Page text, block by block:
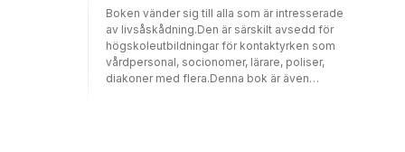
anordnare utanför det formella skolsystemet
kan lära sig metoder för att praktiskt använda
skolplaner, lokala kurser, arbete och kurser
inom fritidsverksamhet, näringsliv och
förvaltning.I denna fjärde reviderade upplaga
Boken vänder sig till alla som är intresserade
av livsåskådning.Den är särskilt avsedd för
högskoleutbildningar för kontaktyrken som
vårdpersonal, socionomer, lärare, poliser,
diakoner med flera.Denna bok är även